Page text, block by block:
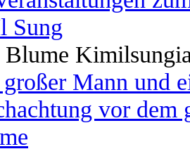
Sung
Blume
Mann und
vor dem